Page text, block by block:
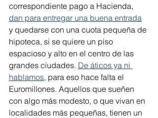
correspondiente pago a Hacienda,
dan para entregar una buena entrada
y quedarse con una cuota pequeña de
hipoteca, si se quiere un piso
espacioso y alto en el centro de las
grandes ciudades. De áticos ya ni
hablamos, para eso hace falta el
Euromillones. Aquellos que sueñen
con algo más modesto, o que vivan en
localidades más pequeñas, tienen un